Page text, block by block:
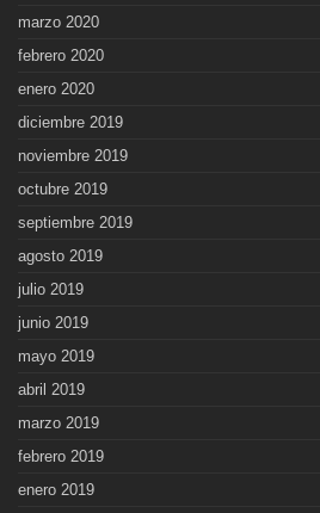
marzo 2020
febrero 2020
enero 2020
diciembre 2019
noviembre 2019
octubre 2019
septiembre 2019
agosto 2019
julio 2019
junio 2019
mayo 2019
abril 2019
marzo 2019
febrero 2019
enero 2019